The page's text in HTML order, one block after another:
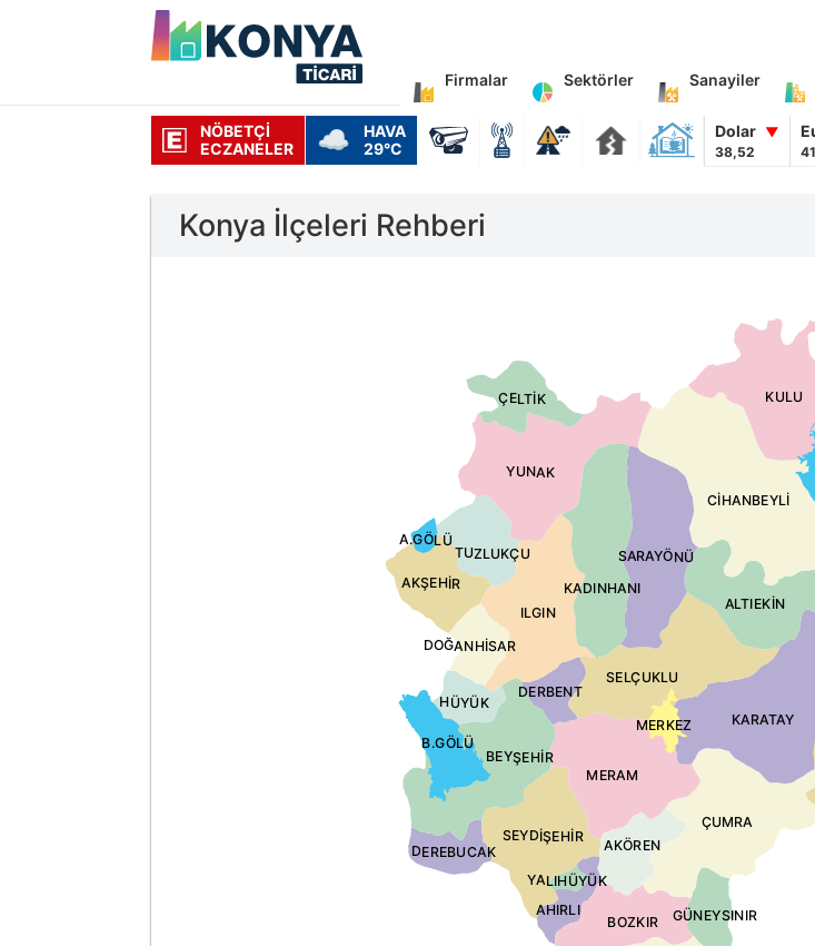
Firmalar Sektörler Sanayiler
NÖBETÇI
ECZANELER
☁️
HAVA
29°C
Dolar ▼
38,52
Konya İlçeleri Rehberi
KULU
YUNAK
ILGIN
HÜYÜK
MERAM
ÇUMRA
BOZKIR
ÇELTİK
AKÖREN
AHIRLI
AKŞEHİR
DERBENT
KARATAY
TUZLUKÇU SARAYÖNÜ
SELÇUKLU
BEYŞEHİR
ALTIEKİN
KADINHANI
DEREBUCAK
YALIHÜYÜK
DOĞANHİSAR
CİHANBEYLİ
SEYDİŞEHİR
GÜNEYSINIR
MERKEZ
B.GÖLÜ
A.GÖLÜ